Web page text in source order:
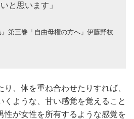
と思います」
第三巻「自由母権の方へ」伊藤野枝
、体を重ね合わせたりすれば、
くような、甘い感覚を覚えること
性が女性を所有するような感覚を